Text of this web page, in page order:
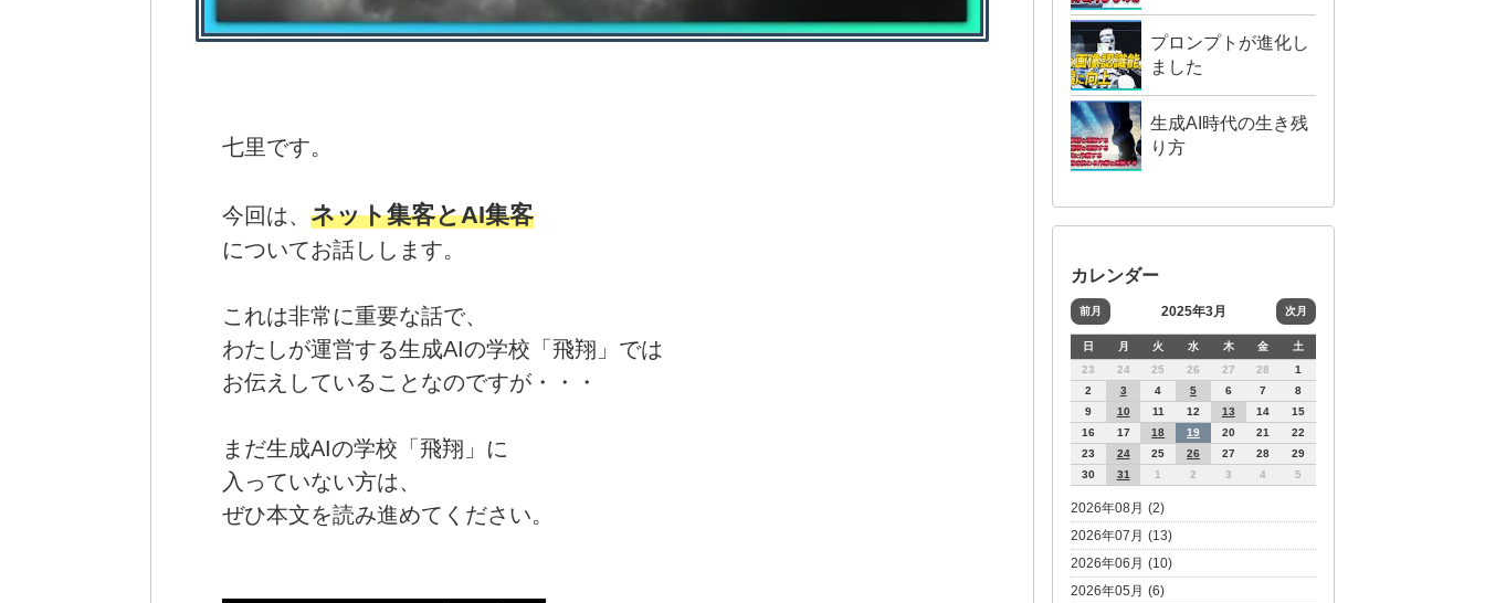
七里です。
今回は、 ネット集客とAI集客
についてお話しします。
これは非常に重要な話で、
わたしが運営する生成AIの学校「飛翔」では
お伝えしていることなのですが・・・
まだ生成AIの学校「飛翔」に
入っていない方は、
ぜひ本文を読み進めてください。
プロンプトが進化し
ました
生成AI時代の生き残
り方
カレンダー
前月 2025年3月 次月
日 月 火 水 木 金
土
23
24 25 26 27 28
1
2
3 4 5 6 7
8
9
10 11 12 13 14
15
16
17 18 19 20 21
22
23
24 25 26 27 28
29
30
31 1 2 3 4 5
2026年08月 (2)
2026年07月 (13)
2026年06月 (10)
2026年05月 (6)